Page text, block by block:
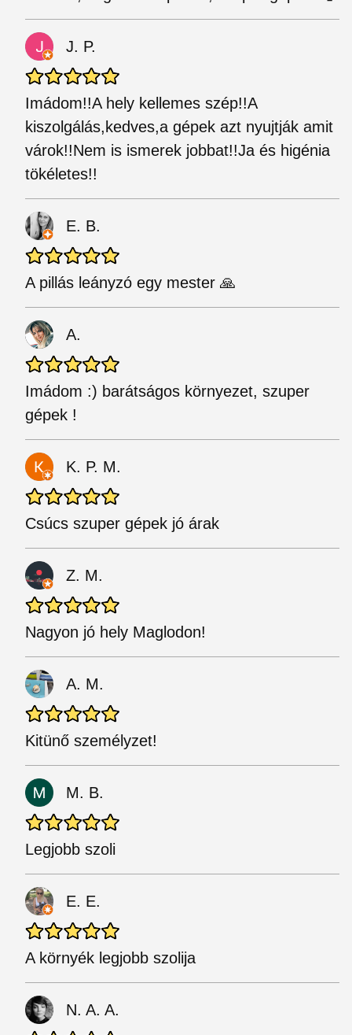
J. P.
Imádom!!A hely kellemes szép!!A
kiszolgálás,kedves,a gépek azt nyujtják amit
várok!!Nem is ismerek jobbat!!Ja és higénia
tökéletes!!
E. B.
A pillás leányzó egy mester 🙏
A.
Imádom :) barátságos környezet, szuper
gépek !
K. P. M.
Csúcs szuper gépek jó árak
Z. M.
Nagyon jó hely Maglodon!
A. M.
Kitünő személyzet!
M. B.
Legjobb szoli
E. E.
A környék legjobb szolija
N. A. A.